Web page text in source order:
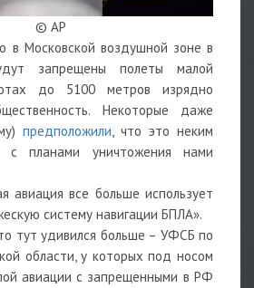
© AP
в Московской воздушной зоне в
запрещены полеты малой
до 5100 метров изрядно
Некоторые даже
предположили, что это неким
с планами уничтожения нами
авиация все больше использует
систему навигации БПЛА».
тут удивился больше – УФСБ по
области, у которых под носом
авиации с запрещенными в РФ